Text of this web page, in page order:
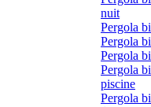
nuit
Pergola
Pergola
Pergola
Pergola
piscine
Pergola